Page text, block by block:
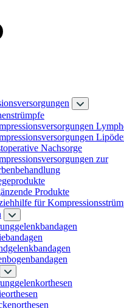
Nachsorge
zur
Produkte
für